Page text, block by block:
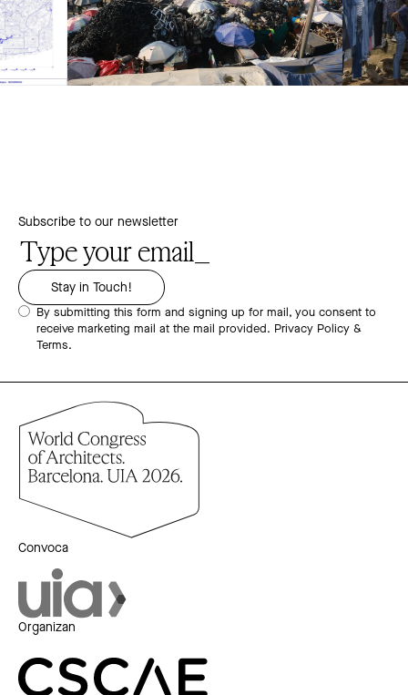
Subscribe to our newsletter
By submitting this form and signing up for mail, you consent to
receive marketing mail at the mail provided. Privacy Policy &
Terms.
Convoca
Organizan